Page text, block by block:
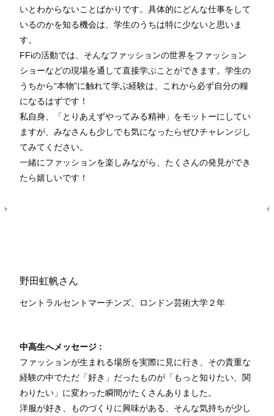
いとわからないことばかりです。具体的にどんな仕事をして
いるのかを知る機会は、学生のうちは特に少ないと思いま
す。
FFiの活動では、そんなファッションの世界をファッション
ショーなどの現場を通して直接学ぶことができます。学生の
うちから“本物”に触れて学ぶ経験は、これから必ず自分の糧
になるはずです！
私自身、「とりあえずやってみる精神」をモットーにしてい
ますが、みなさんも少しでも気になったらぜひチャレンジし
てみてください。
一緒にファッションを楽しみながら、たくさんの発見ができ
たら嬉しいです！
野田虹帆さん
セントラルセントマーチンズ、ロンドン芸術大学２年
中高生へメッセージ :
ファッションが生まれる場所を実際に見に行き、その貴重な
経験の中でただ「好き」だったものが「もっと知りたい、関
わりたい」に変わった瞬間がたくさんありました。
洋服が好き、ものづくりに興味がある、そんな気持ちが少し